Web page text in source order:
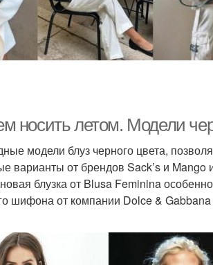
носить летом. Модели
модели блуз черного цвета,
от брендов Sack’s и Mango
блузка от Blusa Feminina
шифона от компании Dolce &